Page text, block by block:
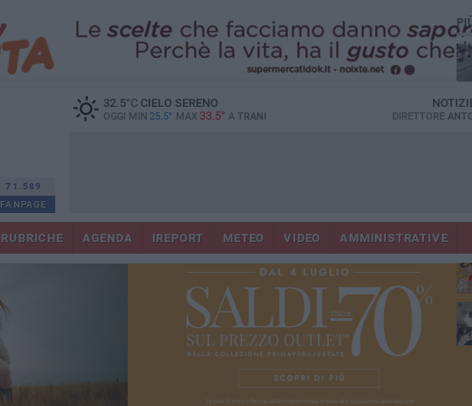
71.589
FANPAGE
32.5°CCIELO SERENO
OGGI MIN 25.5° MAX 33.5° A TRANI DIRETTORE
RUBRICHE AGENDA IREPORT METEO VIDEO AMMINISTRATIVE